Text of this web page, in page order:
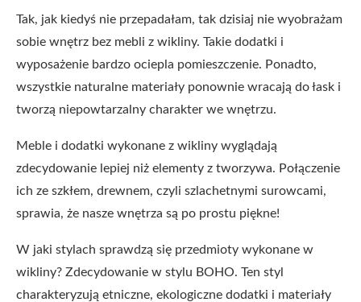
Tak, jak kiedyś nie przepadałam, tak dzisiaj nie wyobrażam
sobie wnętrz bez mebli z wikliny. Takie dodatki i
wyposażenie bardzo ociepla pomieszczenie. Ponadto,
wszystkie naturalne materiały ponownie wracają do łask i
tworzą niepowtarzalny charakter we wnętrzu.
Meble i dodatki wykonane z wikliny wyglądają
zdecydowanie lepiej niż elementy z tworzywa. Połączenie
ich ze szkłem, drewnem, czyli szlachetnymi surowcami,
sprawia, że nasze wnętrza są po prostu piękne!
W jaki stylach sprawdzą się przedmioty wykonane w
wikliny? Zdecydowanie w stylu BOHO. Ten styl
charakteryzują etniczne, ekologiczne dodatki i materiały